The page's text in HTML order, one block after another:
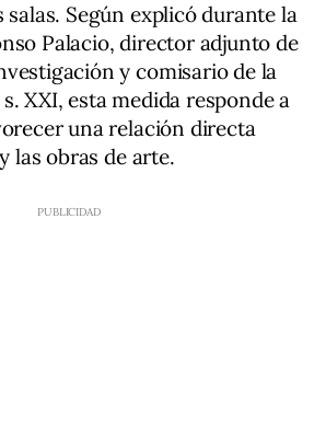
Según explicó durante la
Palacio, director adjunto de
y comisario de la
XXI, esta medida responde a
una relación directa
las obras de arte.